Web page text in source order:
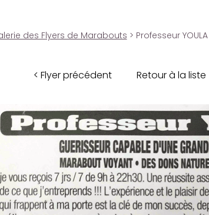
des Flyers de Marabouts > Professeur YOULA
< Flyer précédent Retour à la liste